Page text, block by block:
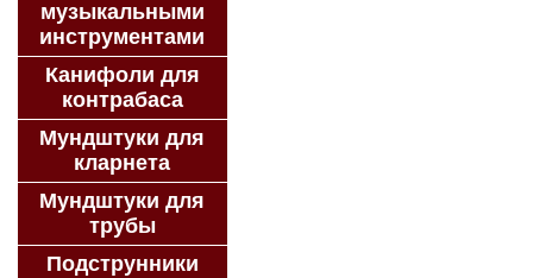
музыкальными
инструментами
Канифоли для
контрабаса
Мундштуки для
кларнета
Мундштуки для
трубы
Подструнники